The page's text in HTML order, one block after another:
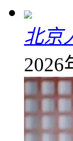
北京
2026